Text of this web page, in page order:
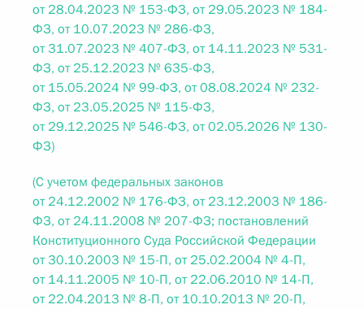
от 28.04.2023 № 153-ФЗ, от 29.05.2023 № 184-
ФЗ, от 10.07.2023 № 286-ФЗ,
от 31.07.2023 № 407-ФЗ, от 14.11.2023 № 531-
ФЗ, от 25.12.2023 № 635-ФЗ,
от 15.05.2024 № 99-ФЗ, от 08.08.2024 № 232-
ФЗ, от 23.05.2025 № 115-ФЗ,
от 29.12.2025 № 546-ФЗ, от 02.05.2026 № 130-
ФЗ)
(С учетом федеральных законов
от 24.12.2002 № 176-ФЗ, от 23.12.2003 № 186-
ФЗ, от 24.11.2008 № 207-ФЗ; постановлений
Конституционного Суда Российской Федерации
от 30.10.2003 № 15-П, от 25.02.2004 № 4-П,
от 14.11.2005 № 10-П, от 22.06.2010 № 14-П,
от 22.04.2013 № 8-П, от 10.10.2013 № 20-П,